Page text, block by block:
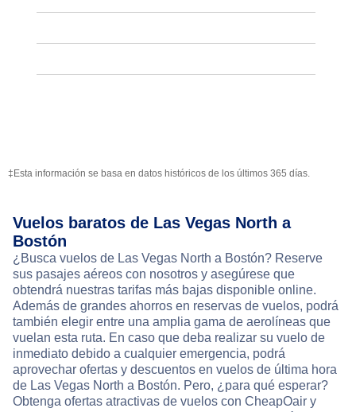
‡Esta información se basa en datos históricos de los últimos 365 días.
Vuelos baratos de Las Vegas North a
Bostón
¿Busca vuelos de Las Vegas North a Bostón? Reserve
sus pasajes aéreos con nosotros y asegúrese que
obtendrá nuestras tarifas más bajas disponible online.
Además de grandes ahorros en reservas de vuelos, podrá
también elegir entre una amplia gama de aerolíneas que
vuelan esta ruta. En caso que deba realizar su vuelo de
inmediato debido a cualquier emergencia, podrá
aprovechar ofertas y descuentos en vuelos de última hora
de Las Vegas North a Bostón. Pero, ¿para qué esperar?
Obtenga ofertas atractivas de vuelos con CheapOair y